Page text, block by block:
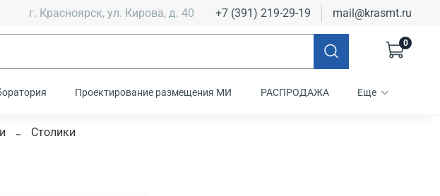
г. Красноярск, ул. Кирова, д. 40 +7 (391) 219-29-19 mail@krasmt.ru
0
Проектирование размещения МИ РАСПРОДАЖА Еще
Столики